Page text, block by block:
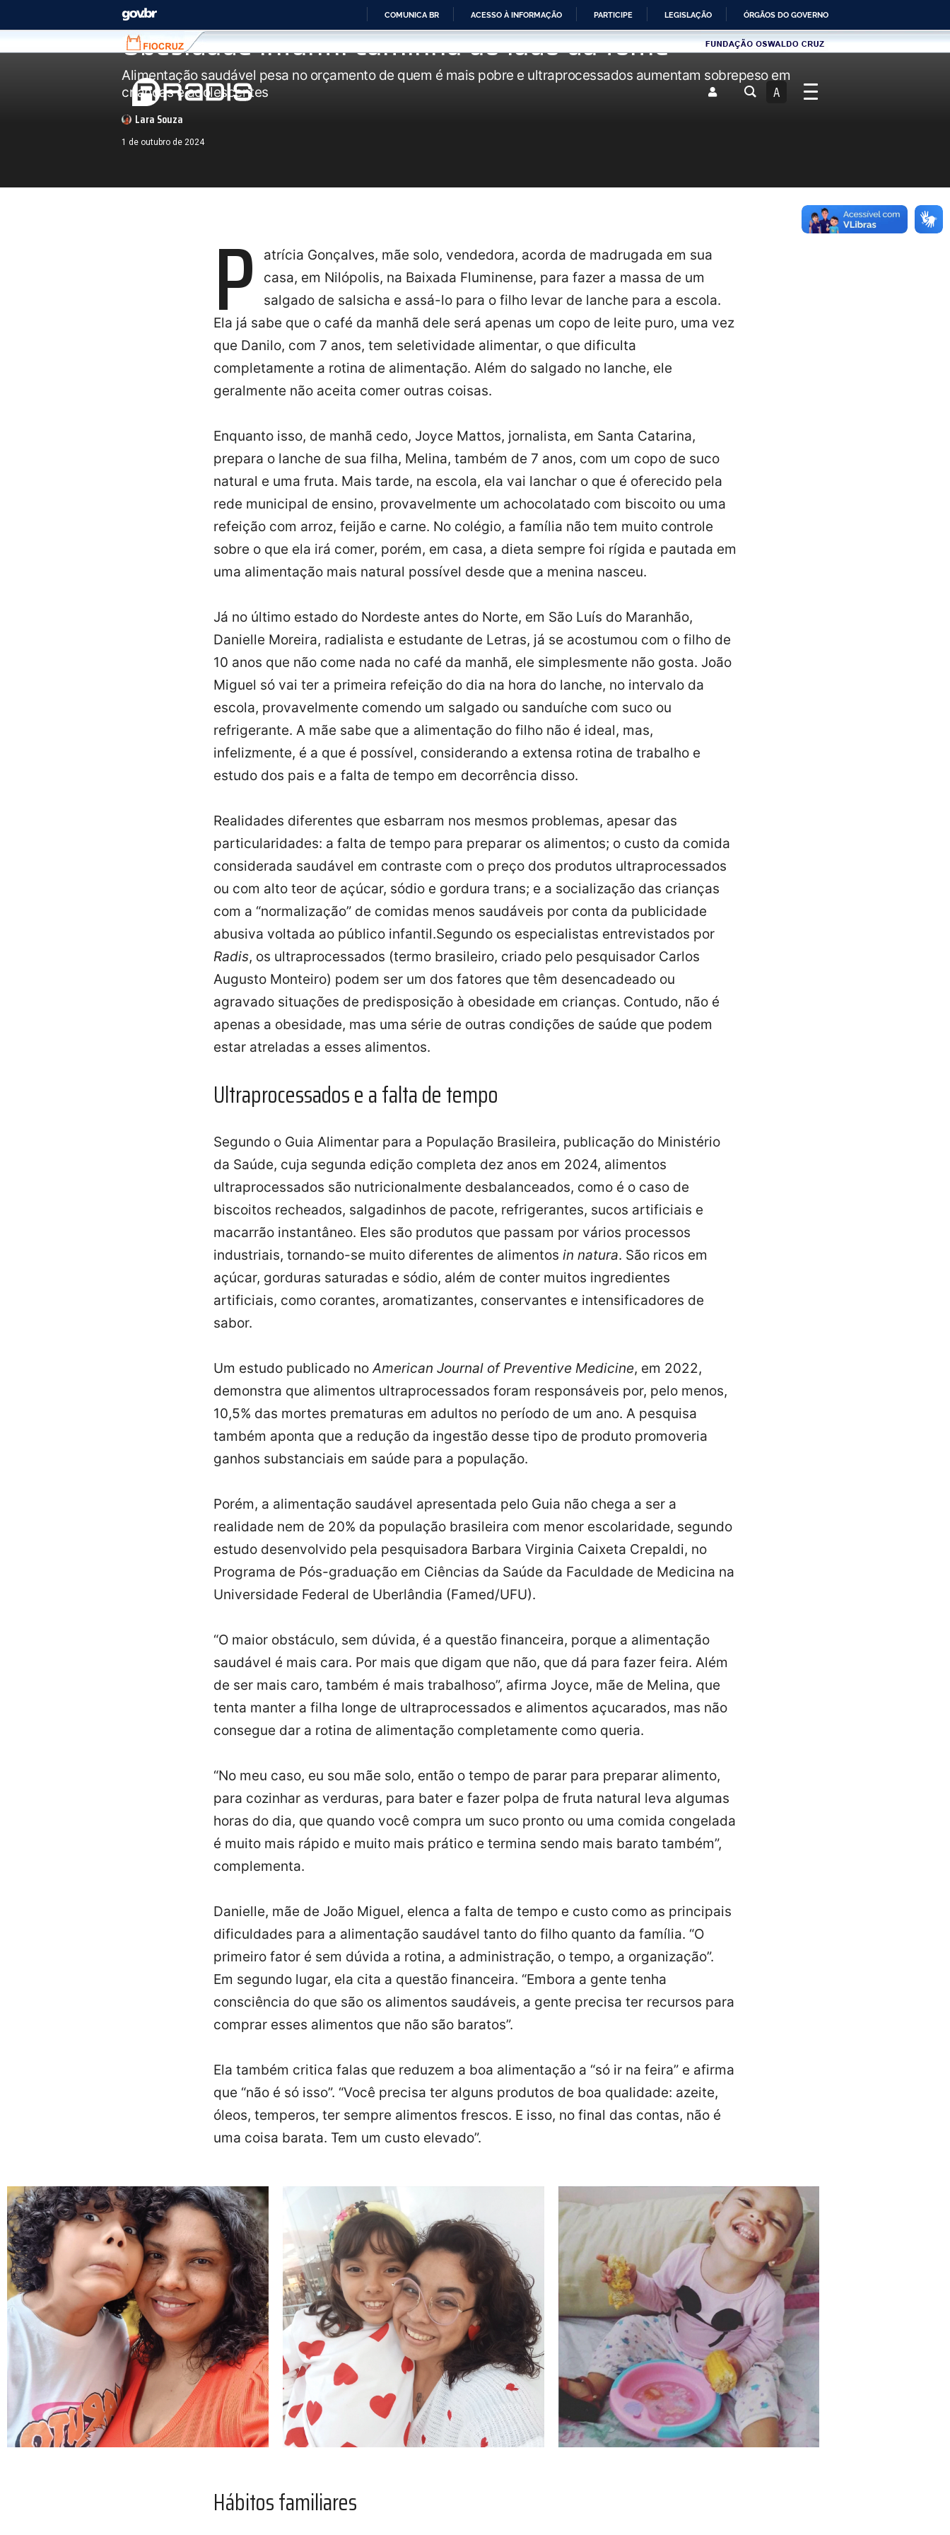
IR
COMUNICA BR ACESSO À INFORMAÇÃO PARTICIPE LEGISLAÇÃO ÓRGÃOS DO GOVERNO
Fiocruz
Fundau00e7u00e3o
Cruz
A
PORTAL DO GOVERNO BRASILEIRO
Fundau00e7u00e3o
Oswaldo
Cruz
A
Nutrição
Obesidade infantil caminha ao lado da fome
Alimentação saudável pesa no orçamento de quem é mais pobre e ultraprocessados aumentam sobrepeso em
crianças e adolescentes
Lara Souza
1 de outubro de 2024
P atrícia Gonçalves, mãe solo, vendedora, acorda de madrugada em sua
casa, em Nilópolis, na Baixada Fluminense, para fazer a massa de um
salgado de salsicha e assá-lo para o filho levar de lanche para a escola.
Ela já sabe que o café da manhã dele será apenas um copo de leite puro, uma vez
que Danilo, com 7 anos, tem seletividade alimentar, o que dificulta
completamente a rotina de alimentação. Além do salgado no lanche, ele
geralmente não aceita comer outras coisas.
Enquanto isso, de manhã cedo, Joyce Mattos, jornalista, em Santa Catarina,
prepara o lanche de sua filha, Melina, também de 7 anos, com um copo de suco
natural e uma fruta. Mais tarde, na escola, ela vai lanchar o que é oferecido pela
rede municipal de ensino, provavelmente um achocolatado com biscoito ou uma
refeição com arroz, feijão e carne. No colégio, a família não tem muito controle
sobre o que ela irá comer, porém, em casa, a dieta sempre foi rígida e pautada em
uma alimentação mais natural possível desde que a menina nasceu.
Já no último estado do Nordeste antes do Norte, em São Luís do Maranhão,
Danielle Moreira, radialista e estudante de Letras, já se acostumou com o filho de
10 anos que não come nada no café da manhã, ele simplesmente não gosta. João
Miguel só vai ter a primeira refeição do dia na hora do lanche, no intervalo da
escola, provavelmente comendo um salgado ou sanduíche com suco ou
refrigerante. A mãe sabe que a alimentação do filho não é ideal, mas,
infelizmente, é a que é possível, considerando a extensa rotina de trabalho e
estudo dos pais e a falta de tempo em decorrência disso.
Realidades diferentes que esbarram nos mesmos problemas, apesar das
particularidades: a falta de tempo para preparar os alimentos; o custo da comida
considerada saudável em contraste com o preço dos produtos ultraprocessados
ou com alto teor de açúcar, sódio e gordura trans; e a socialização das crianças
com a “normalização” de comidas menos saudáveis por conta da publicidade
abusiva voltada ao público infantil.Segundo os especialistas entrevistados por
Radis, os ultraprocessados (termo brasileiro, criado pelo pesquisador Carlos
Augusto Monteiro) podem ser um dos fatores que têm desencadeado ou
agravado situações de predisposição à obesidade em crianças. Contudo, não é
apenas a obesidade, mas uma série de outras condições de saúde que podem
estar atreladas a esses alimentos.
Ultraprocessados e a falta de tempo
Segundo o Guia Alimentar para a População Brasileira, publicação do Ministério
da Saúde, cuja segunda edição completa dez anos em 2024, alimentos
ultraprocessados são nutricionalmente desbalanceados, como é o caso de
biscoitos recheados, salgadinhos de pacote, refrigerantes, sucos artificiais e
macarrão instantâneo. Eles são produtos que passam por vários processos
industriais, tornando-se muito diferentes de alimentos in natura. São ricos em
açúcar, gorduras saturadas e sódio, além de conter muitos ingredientes
artificiais, como corantes, aromatizantes, conservantes e intensificadores de
sabor.
Um estudo publicado noAmerican Journal of Preventive Medicine, em 2022,
demonstra que alimentos ultraprocessados foram responsáveis por, pelo menos,
10,5% das mortes prematuras em adultos no período de um ano. A pesquisa
também aponta que a redução da ingestão desse tipo de produto ​​promoveria
ganhos substanciais em saúde para a população.
Porém, a alimentação saudável apresentada pelo Guia não chega a ser a
realidade nem de 20% da população brasileira com menor escolaridade, segundo
estudo desenvolvido pela pesquisadora Barbara Virginia Caixeta Crepaldi, no
Programa de Pós-graduação em Ciências da Saúde da Faculdade de Medicina na
Universidade Federal de Uberlândia (Famed/UFU).
“O maior obstáculo, sem dúvida, é a questão financeira, porque a alimentação
saudável é mais cara. Por mais que digam que não, que dá para fazer feira. Além
de ser mais caro, também é mais trabalhoso”, afirma Joyce, mãe de Melina, que
tenta manter a filha longe de ultraprocessados e alimentos açucarados, mas não
consegue dar a rotina de alimentação completamente como queria.
“No meu caso, eu sou mãe solo, então o tempo de parar para preparar alimento,
para cozinhar as verduras, para bater e fazer polpa de fruta natural leva algumas
horas do dia, que quando você compra um suco pronto ou uma comida congelada
é muito mais rápido e muito mais prático e termina sendo mais barato também”,
complementa.
Danielle, mãe de João Miguel, elenca a falta de tempo e custo como as principais
dificuldades para a alimentação saudável tanto do filho quanto da família. “O
primeiro fator é sem dúvida a rotina, a administração, o tempo, a organização”.
Em segundo lugar, ela cita a questão financeira. “Embora a gente tenha
consciência do que são os alimentos saudáveis, a gente precisa ter recursos para
comprar esses alimentos que não são baratos”.
Ela também critica falas que reduzem a boa alimentação a “só ir na feira” e afirma
que “não é só isso”. “Você precisa ter alguns produtos de boa qualidade: azeite,
óleos, temperos, ter sempre alimentos frescos. E isso, no final das contas, não é
uma coisa barata. Tem um custo elevado”.
Hábitos familiares